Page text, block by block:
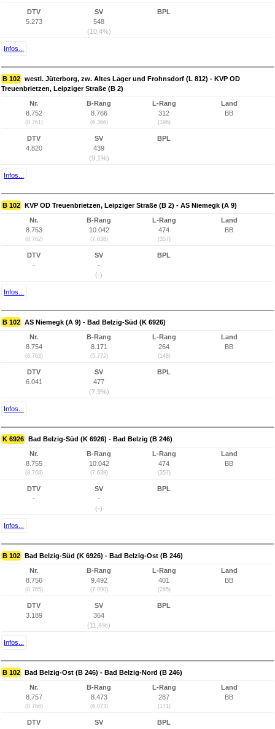
DTV
5.273
SV
548
(10,4%)
BPL
Infos...
B 102 westl. Jüterborg, zw. Altes Lager und Frohnsdorf (L 812) - KVP OD
Treuenbrietzen, Leipziger Straße (B 2)
Nr.
8.752
(8.761)
B-Rang
8.766
(6.366)
L-Rang
312
(196)
Land
BB
DTV
4.820
SV
439
(9,1%)
BPL
Infos...
B 102 KVP OD Treuenbrietzen, Leipziger Straße (B 2) - AS Niemegk (A 9)
Nr.
8.753
(8.762)
B-Rang
10.042
(7.638)
L-Rang
474
(357)
Land
BB
DTV
-
SV
-
(-)
BPL
Infos...
B 102 AS Niemegk (A 9) - Bad Belzig-Süd (K 6926)
Nr.
8.754
(8.763)
B-Rang
8.171
(5.772)
L-Rang
264
(148)
Land
BB
DTV
6.041
SV
477
(7,9%)
BPL
Infos...
K 6926 Bad Belzig-Süd (K 6926) - Bad Belzig (B 246)
Nr.
8.755
(8.764)
B-Rang
10.042
(7.638)
L-Rang
474
(357)
Land
BB
DTV
-
SV
-
(-)
BPL
Infos...
B 102 Bad Belzig-Süd (K 6926) - Bad Belzig-Ost (B 246)
Nr.
8.756
(8.765)
B-Rang
9.492
(7.090)
L-Rang
401
(285)
Land
BB
DTV
3.189
SV
364
(11,4%)
BPL
Infos...
B 102 Bad Belzig-Ost (B 246) - Bad Belzig-Nord (B 246)
Nr.
8.757
(8.766)
B-Rang
8.473
(6.073)
L-Rang
287
(171)
Land
BB
DTV
SV
BPL